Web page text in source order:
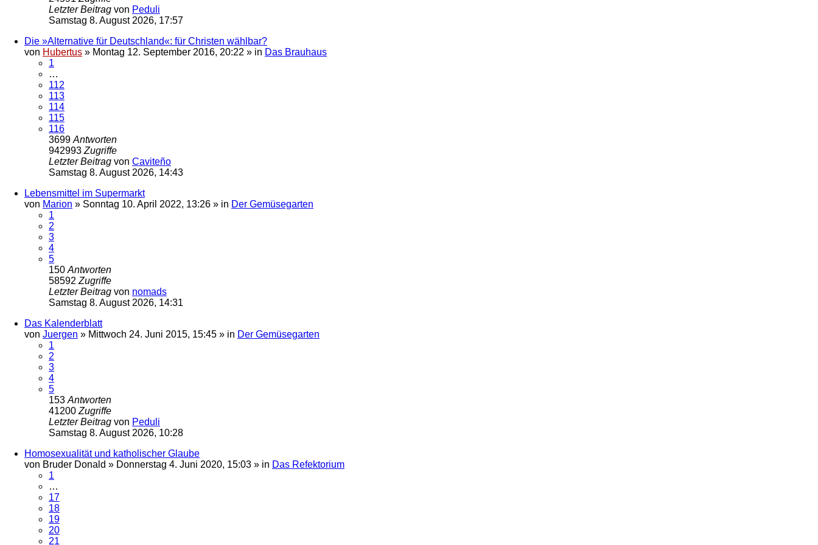
Letzter Beitrag von Peduli
Samstag 8. August 2026, 17:57
Die »Alternative für Deutschland«: für Christen wählbar?
von Hubertus » Montag 12. September 2016, 20:22 » in Das Brauhaus
1
…
112
113
114
115
116
3699 Antworten
942993 Zugriffe
Letzter Beitrag von Caviteño
Samstag 8. August 2026, 14:43
Lebensmittel im Supermarkt
von Marion » Sonntag 10. April 2022, 13:26 » in Der Gemüsegarten
1
2
3
4
5
150 Antworten
58592 Zugriffe
Letzter Beitrag von nomads
Samstag 8. August 2026, 14:31
Das Kalenderblatt
von Juergen » Mittwoch 24. Juni 2015, 15:45 » in Der Gemüsegarten
1
2
3
4
5
153 Antworten
41200 Zugriffe
Letzter Beitrag von Peduli
Samstag 8. August 2026, 10:28
Homosexualität und katholischer Glaube
von Bruder Donald » Donnerstag 4. Juni 2020, 15:03 » in Das Refektorium
1
…
17
18
19
20
21